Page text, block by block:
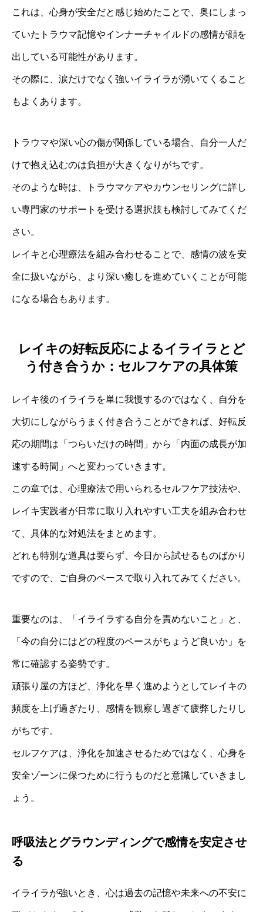
これは、心身が安全だと感じ始めたことで、奥にしまっ
ていたトラウマ記憶やインナーチャイルドの感情が顔を
出している可能性があります。
その際に、涙だけでなく強いイライラが湧いてくること
もよくあります。
トラウマや深い心の傷が関係している場合、自分一人だ
けで抱え込むのは負担が大きくなりがちです。
そのような時は、トラウマケアやカウンセリングに詳し
い専門家のサポートを受ける選択肢も検討してみてくだ
さい。
レイキと心理療法を組み合わせることで、感情の波を安
全に扱いながら、より深い癒しを進めていくことが可能
になる場合もあります。
レイキの好転反応によるイライラとど
う付き合うか：セルフケアの具体策
レイキ後のイライラを単に我慢するのではなく、自分を
大切にしながらうまく付き合うことができれば、好転反
応の期間は「つらいだけの時間」から「内面の成長が加
速する時間」へと変わっていきます。
この章では、心理療法で用いられるセルフケア技法や、
レイキ実践者が日常に取り入れやすい工夫を組み合わせ
て、具体的な対処法をまとめます。
どれも特別な道具は要らず、今日から試せるものばかり
ですので、ご自身のペースで取り入れてみてください。
重要なのは、「イライラする自分を責めないこと」と、
「今の自分にはどの程度のペースがちょうど良いか」を
常に確認する姿勢です。
頑張り屋の方ほど、浄化を早く進めようとしてレイキの
頻度を上げ過ぎたり、感情を観察し過ぎて疲弊したりし
がちです。
セルフケアは、浄化を加速させるためではなく、心身を
安全ゾーンに保つために行うものだと意識していきまし
ょう。
呼吸法とグラウンディングで感情を安定させ
る
イライラが強いとき、心は過去の記憶や未来への不安に